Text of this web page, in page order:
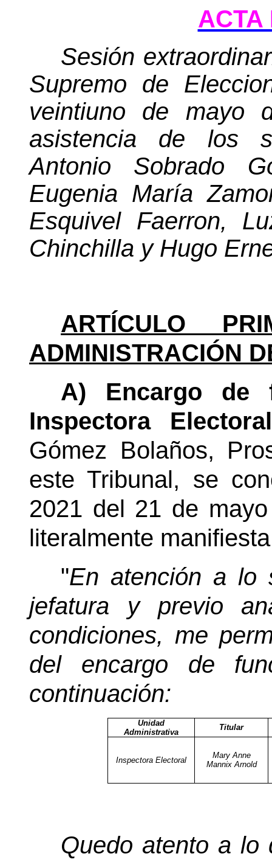
ACTA
Sesión
Supremo de
veintiuno de mayo
asistencia de los
Antonio Sobrado
Eugenia María
Esquivel Faerron,
Chinchilla y Hugo
ARTÍCULO
ADMINISTRACIÓN
A) Encargo de
Inspectora
Gómez Bolaños,
este Tribunal, se
2021 del 21 de
literalmente
"En atención a lo
jefatura y previo
condiciones, me
del encargo de
continuación:
Unidad
Administrativa
Titular
Inspectora Electoral
Mary Anne
Mannix Arnold
Quedo atento a lo